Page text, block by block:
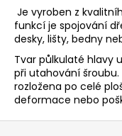
Je vyroben z
funkcí je spojování
desky, lišty, bedny
Tvar půlkulaté hlavy
při utahování
rozložena po celé
deformace nebo